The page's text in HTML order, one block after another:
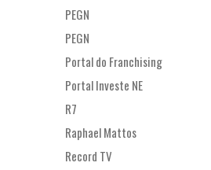
PEGN
PEGN
Portal do Franchising
Portal Investe NE
R7
Raphael Mattos
Record TV